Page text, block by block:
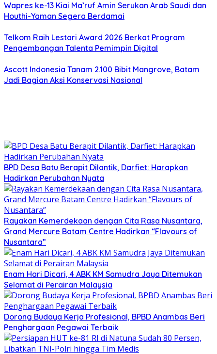
Wapres ke-13 Kiai Ma’ruf Amin Serukan Arab Saudi dan
Houthi-Yaman Segera Berdamai
Telkom Raih Lestari Award 2026 Berkat Program
Pengembangan Talenta Pemimpin Digital
Ascott Indonesia Tanam 2.100 Bibit Mangrove, Batam
Jadi Bagian Aksi Konservasi Nasional
BPD Desa Batu Berapit Dilantik, Darfiet: Harapkan
Hadirkan Perubahan Nyata
Rayakan Kemerdekaan dengan Cita Rasa Nusantara,
Grand Mercure Batam Centre Hadirkan “Flavours of
Nusantara”
Enam Hari Dicari, 4 ABK KM Samudra Jaya Ditemukan
Selamat di Perairan Malaysia
Dorong Budaya Kerja Profesional, BPBD Anambas Beri
Penghargaan Pegawai Terbaik